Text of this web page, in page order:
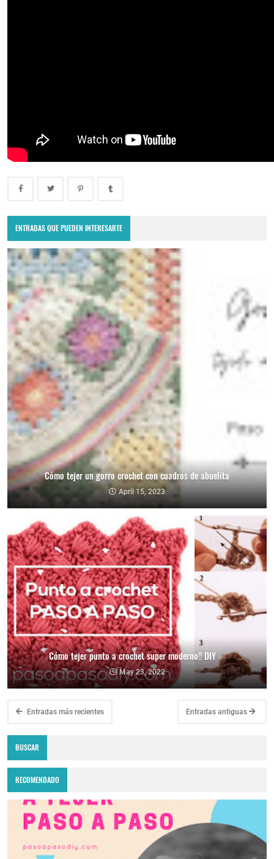
ENTRADAS QUE PUEDEN INTERESARTE
Cómo tejer un gorro crochet con cuadros de abuelita
April 15, 2023
Cómo tejer punto a crochet super moderno!! DIY ✅​
May 23, 2022
Entradas más recientes Entradas antiguas
BUSCAR
RECOMENDADO